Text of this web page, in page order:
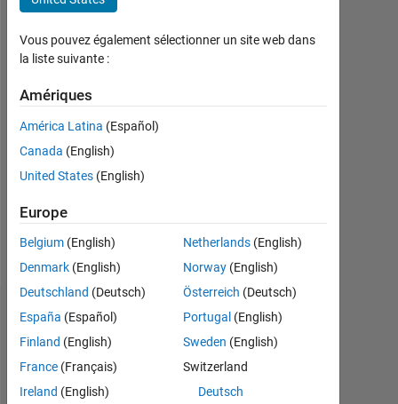
Actif
2013
0
Following:
0
Message
Tableau de bord
MATLAB Answers
Vous pouvez également sélectionner un site web dans
la liste suivante :
Amériques
América Latina (Español)
Canada (English)
United States (English)
Europe
Belgium (English)
Denmark (English)
Deutschland (Deutsch)
España (Español)
Finland (English)
France (Français)
Ireland (English)
Netherlands(English)
Norway(English)
Österreich (Deutsch)
Portugal (English)
Sweden (English)
Switzerland
Deutsch